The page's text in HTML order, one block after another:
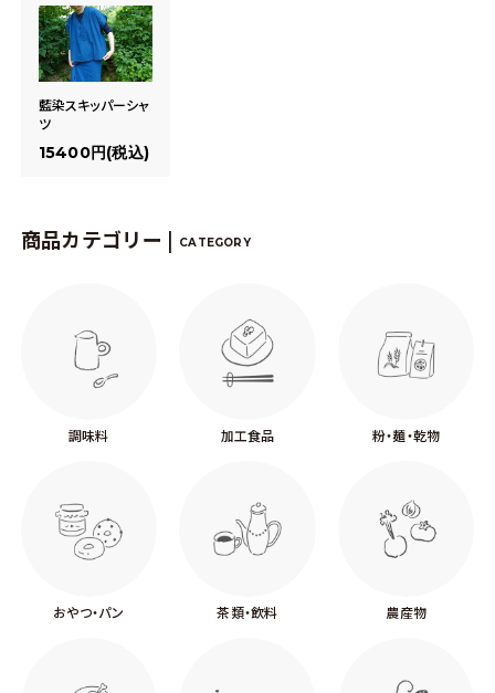
藍染スキッパーシャ
ツ
15400円(税込)
商品カテゴリー | CATEGORY
調味料 加工食品 粉・麺・乾物
おやつ・パン 茶類・飲料 農産物